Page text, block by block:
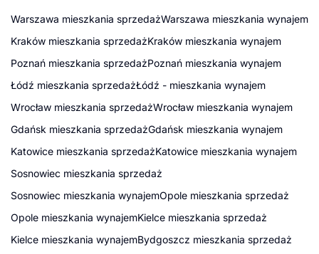
Warszawa mieszkania sprzedażWarszawa mieszkania wynajem
Kraków mieszkania sprzedażKraków mieszkania wynajem
Poznań mieszkania sprzedażPoznań mieszkania wynajem
Łódź mieszkania sprzedażŁódź - mieszkania wynajem
Wrocław mieszkania sprzedażWrocław mieszkania wynajem
Gdańsk mieszkania sprzedażGdańsk mieszkania wynajem
Katowice mieszkania sprzedażKatowice mieszkania wynajem
Sosnowiec mieszkania sprzedaż
Sosnowiec mieszkania wynajemOpole mieszkania sprzedaż
Opole mieszkania wynajemKielce mieszkania sprzedaż
Kielce mieszkania wynajemBydgoszcz mieszkania sprzedaż